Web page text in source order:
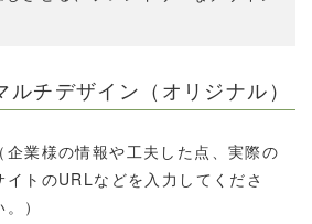
ルチデザイン（オリジナル）
（企業様の情報や工夫した点、実際の
イトのURLなどを入力してくださ
。）